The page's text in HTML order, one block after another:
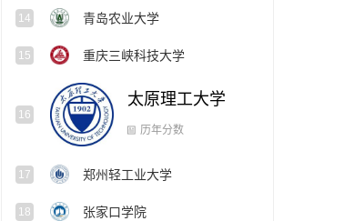
14 青岛农业大学
15 重庆三峡科技大学
太原理工大学
郑州轻工业大学
历年分数
18 张家口学院